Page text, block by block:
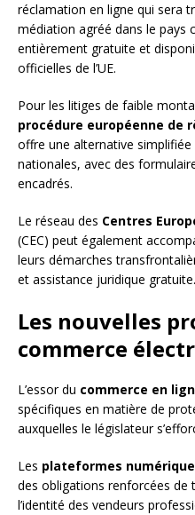
réclamation en ligne qui sera
médiation agréé dans le pays
entièrement gratuite et
officielles de l’UE.
Pour les litiges de faible
procédure européenne
offre une alternative
nationales, avec des
encadrés.
Le réseau des Centres
(CEC) peut également
leurs démarches
et assistance juridique gratuite.
Les nouvelles
commerce
L’essor du commerce en
spécifiques en matière de
auxquelles le législateur
Les plateformes
des obligations renforcées
l’identité des vendeurs